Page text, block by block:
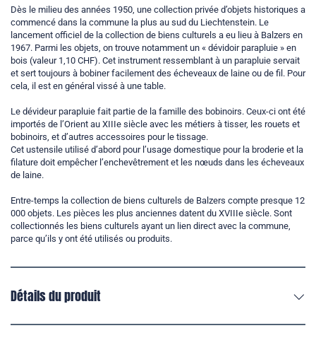
Dès le milieu des années 1950, une collection privée d’objets historiques a
commencé dans la commune la plus au sud du Liechtenstein. Le
lancement officiel de la collection de biens culturels a eu lieu à Balzers en
1967. Parmi les objets, on trouve notamment un « dévidoir parapluie » en
bois (valeur 1,10 CHF). Cet instrument ressemblant à un parapluie servait
et sert toujours à bobiner facilement des écheveaux de laine ou de fil. Pour
cela, il est en général vissé à une table.
Le dévideur parapluie fait partie de la famille des bobinoirs. Ceux-ci ont été
importés de l’Orient au XIIIe siècle avec les métiers à tisser, les rouets et
bobinoirs, et d’autres accessoires pour le tissage.
Cet ustensile utilisé d’abord pour l’usage domestique pour la broderie et la
filature doit empêcher l’enchevêtrement et les nœuds dans les écheveaux
de laine.
Entre-temps la collection de biens culturels de Balzers compte presque 12
000 objets. Les pièces les plus anciennes datent du XVIIIe siècle. Sont
collectionnés les biens culturels ayant un lien direct avec la commune,
parce qu’ils y ont été utilisés ou produits.
Détails du produit